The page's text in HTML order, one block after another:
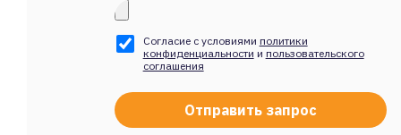
Согласие с условиями политики
конфиденциальности и пользовательского
соглашения